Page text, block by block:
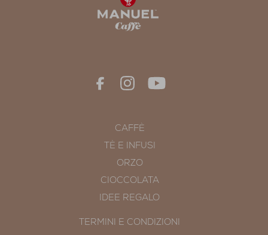
CAFFÈ
TÈ E INFUSI
ORZO
CIOCCOLATA
IDEE REGALO
TERMINI E CONDIZIONI